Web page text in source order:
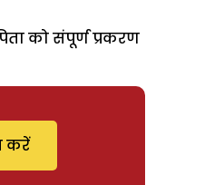
को संपूर्ण प्रकरण
करें